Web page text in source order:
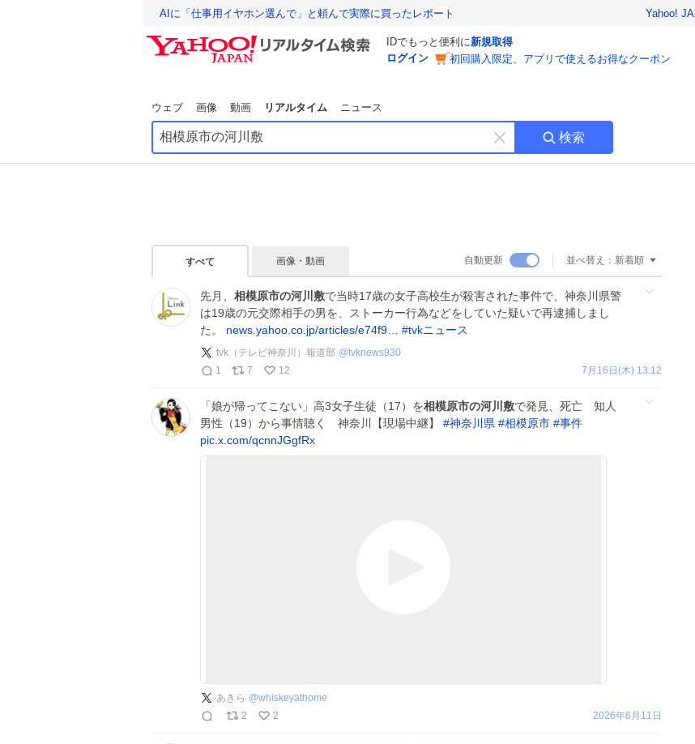
AIに「仕事用イヤホン選んで」と頼んで実際に買ったレポート Yahoo!
IDでもっと便利に新規取得
ログイン
初回購入限定、アプリで使えるお得なクーポン
ウェブ 画像 動画 リアルタイム ニュース
キ
ー
す
検索
すべて 画像・動画 自動更新 並べ替え： 新着順
先月、 相模原市の河川敷で当時17歳の女子高校生が殺害された事件で、神奈川県警
は19歳の元交際相手の男を、ストーカー行為などをしていた疑いで再逮捕しまし
た。 news.yahoo.co.jp/articles/e74f9… #tvkニュース
tvk（テレビ神奈川）報道部 @tvknews930
1
7 12 7月16日(木) 13:12
「娘が帰ってこない」高3女子生徒（17）を相模原市の河川敷で発見、死亡 知人
男性（19）から事情聴く 神奈川【現場中継】 #神奈川県 #相模原市 #事件
pic.x.com/qcnnJGgfRx
あきら @whiskeyathome
2
2 2026年6月11日